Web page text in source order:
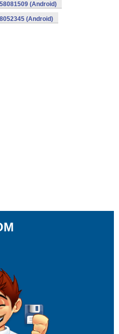
(Android)
(Android)